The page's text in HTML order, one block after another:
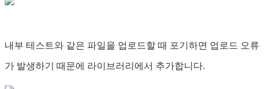
내부 테스트와 같은 파일을 업로드할 때 포기하면 업로드 오류
가 발생하기 때문에 라이브러리에서 추가합니다.